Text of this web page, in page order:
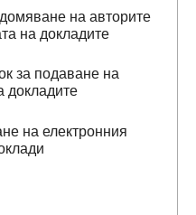
на авторите
на докладите
за подаване на
докладите
на електронния